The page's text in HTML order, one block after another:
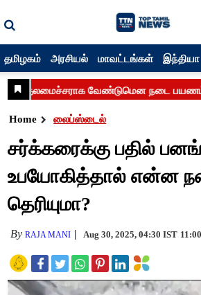
தமிழகம் அரசியல் மாவட்டங்கள் இந்தியா
Home லைப்ஸ்டைல்
சர்க்கரைக்கு பதில்
உபயோகித்தால் என்ன
தெரியுமா?
ByRAJA MANI Aug 30, 2025, 04:30 IST